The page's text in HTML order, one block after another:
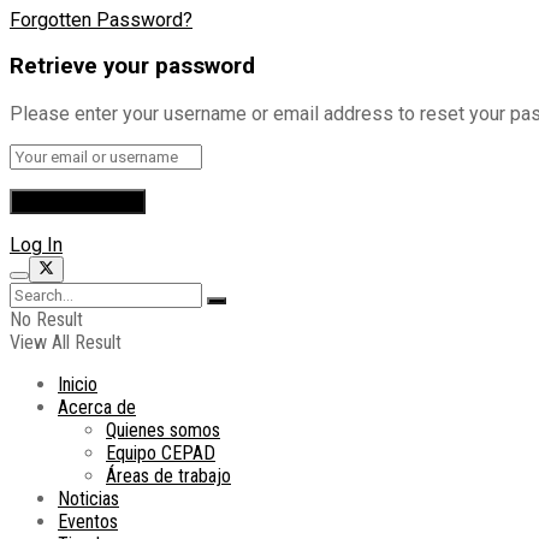
Forgotten Password?
Retrieve your password
Please enter your username or email address to reset your
Log In
No Result
View All Result
Inicio
Acerca de
Quienes somos
Equipo CEPAD
Áreas de trabajo
Noticias
Eventos